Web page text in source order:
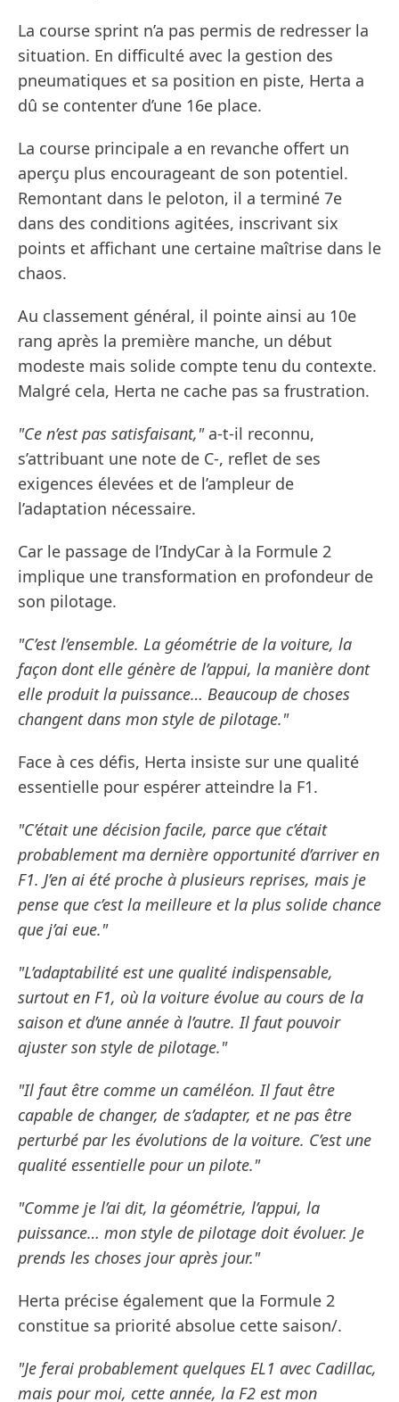
La course sprint n’a pas permis de redresser la
situation. En difficulté avec la gestion des
pneumatiques et sa position en piste, Herta a
dû se contenter d’une 16e place.
La course principale a en revanche offert un
aperçu plus encourageant de son potentiel.
Remontant dans le peloton, il a terminé 7e
dans des conditions agitées, inscrivant six
points et affichant une certaine maîtrise dans le
chaos.
Au classement général, il pointe ainsi au 10e
rang après la première manche, un début
modeste mais solide compte tenu du contexte.
Malgré cela, Herta ne cache pas sa frustration.
"Ce n’est pas satisfaisant,"a-t-il reconnu,
s’attribuant une note de C-, reflet de ses
exigences élevées et de l’ampleur de
l’adaptation nécessaire.
Car le passage de l’IndyCar à la Formule 2
implique une transformation en profondeur de
son pilotage.
"C’est l’ensemble. La géométrie de la voiture, la
façon dont elle génère de l’appui, la manière dont
elle produit la puissance… Beaucoup de choses
changent dans mon style de pilotage."
Face à ces défis, Herta insiste sur une qualité
essentielle pour espérer atteindre la F1.
"C’était une décision facile, parce que c’était
probablement ma dernière opportunité d’arriver en
F1. J’en ai été proche à plusieurs reprises, mais je
pense que c’est la meilleure et la plus solide chance
que j’ai eue."
"L’adaptabilité est une qualité indispensable,
surtout en F1, où la voiture évolue au cours de la
saison et d’une année à l’autre. Il faut pouvoir
ajuster son style de pilotage."
"Il faut être comme un caméléon. Il faut être
capable de changer, de s’adapter, et ne pas être
perturbé par les évolutions de la voiture. C’est une
qualité essentielle pour un pilote."
"Comme je l’ai dit, la géométrie, l’appui, la
puissance… mon style de pilotage doit évoluer. Je
prends les choses jour après jour."
Herta précise également que la Formule 2
constitue sa priorité absolue cette saison/.
"Je ferai probablement quelques EL1 avec Cadillac,
mais pour moi, cette année, la F2 est mon